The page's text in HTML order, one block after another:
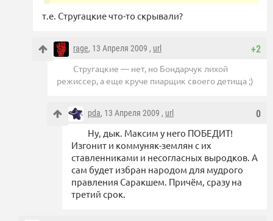
т.е. Стругацкие что-то скрывали?
+2
rage, 13 Апреля 2009 , url
Стругацкие — нет, но Бондарчук лихой
режиссер, а еще круче пиарщик своего детища ;)
0
pda, 13 Апреля 2009 , url
Ну, дык. Максим у него ПОБЕДИТ!
Изгонит и коммуняк-землян с их
ставленниками и несогласных выродков. А
сам будет избран народом для мудрого
правления Саракшем. Причём, сразу на
третий срок.